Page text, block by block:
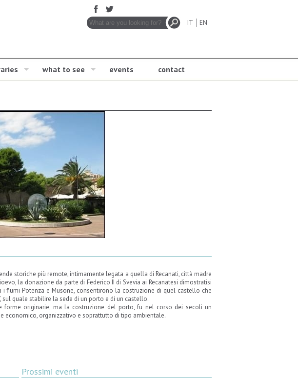
what to see events contact
IT EN
storiche più remote, intimamente legata a quella di Recanati, città madre
la donazione da parte di Federico II di Svevia ai Recanatesi dimostratisi
Potenza e Musone, consentirono la costruzione di quel castello che
quale stabilire la sede di un porto e di un castello.
originarie, ma la costruzione del porto, fu nel corso dei secoli un
economico, organizzativo e soprattutto di tipo ambientale.
Prossimi eventi